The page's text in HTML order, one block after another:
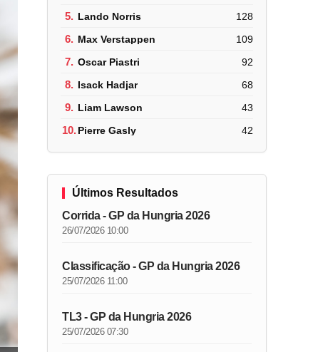
5. Lando Norris 128
6. Max Verstappen 109
7. Oscar Piastri 92
8. Isack Hadjar 68
9. Liam Lawson 43
10.Pierre Gasly 42
Últimos Resultados
Corrida - GP da Hungria 2026
26/07/2026 10:00
Classificação - GP da Hungria 2026
25/07/2026 11:00
TL3 - GP da Hungria 2026
25/07/2026 07:30